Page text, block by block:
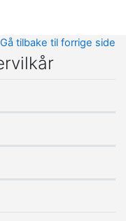
Gå tilbake til forrige side